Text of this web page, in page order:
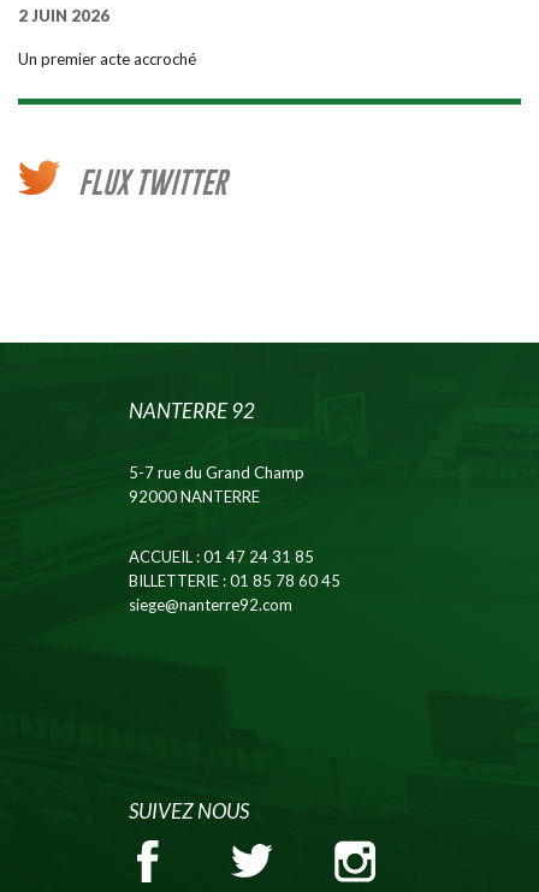
2 JUIN 2026
Un premier acte accroché
FLUX TWITTER
NANTERRE 92
5-7 rue du Grand Champ
92000 NANTERRE
ACCUEIL: 01 47 24 31 85
BILLETTERIE: 01 85 78 60 45
siege@nanterre92.com
SUIVEZ NOUS